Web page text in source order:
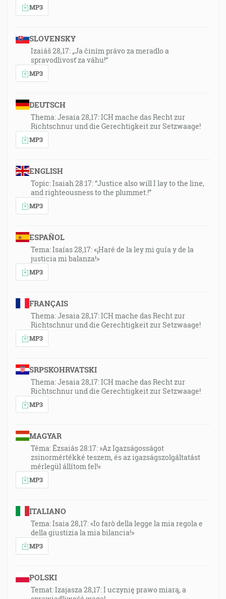
MP3
SLOVENSKY
Izaiáš 28,17: „Ja činím právo za meradlo a
spravodlivosť za váhu!“
MP3
DEUTSCH
Thema: Jesaia 28,17: ICH mache das Recht zur
Richtschnur und die Gerechtigkeit zur Setzwaage!
MP3
ENGLISH
Topic: Isaiah 28:17: “Justice also will I lay to the line,
and righteousness to the plummet.!”
MP3
ESPAÑOL
Tema: Isaías 28,17: «¡Haré de la ley mi guía y de la
justicia mi balanza!»
MP3
FRANÇAIS
Thema: Jesaia 28,17: ICH mache das Recht zur
Richtschnur und die Gerechtigkeit zur Setzwaage!
MP3
SRPSKOHRVATSKI
Thema: Jesaia 28,17: ICH mache das Recht zur
Richtschnur und die Gerechtigkeit zur Setzwaage!
MP3
MAGYAR
Téma: Ézsaiás 28:17: »Az Igazságosságot
zsinormértékké teszem, és az igazságszolgáltatást
mérlegül állítom fel!«
MP3
ITALIANO
Tema: Isaia 28,17: «Io farò della legge la mia regola e
della giustizia la mia bilancia!»
MP3
POLSKI
Temat: Izajasza 28,17: I uczynię prawo miarą, a